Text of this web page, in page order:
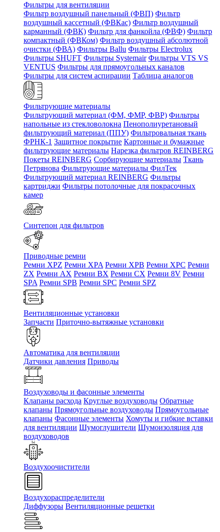
Фильтры для вентиляции
Фильтр воздушный панельный (ФВП) Фильтр
воздушный кассетный (ФВКас) Фильтр воздушный
карманный (ФВК) Фильтр для фанкойла (ФВФ) Фильтр
компактный (ФВКом) Фильтр воздушный абсолютной
очистки (ФВА) Фильтры Ballu Фильтры Electrolux
Фильтры SHUFT Фильтры Systemair Фильтры VTS VS
VENTUS Фильтры для прямоугольных каналов
Фильтры для систем аспирации Таблица аналогов
Фильтрующие материалы
Фильтрующий материал (ФМ, ФМР, ФВР) Фильтры
напольные из стекловолокна Пенополиуретановый
фильтрующий материал (ППУ) Фильтровальная ткань
ФРНК-1 Защитное покрытие Картонные и бумажные
фильтрующие материалы Нарезка фильтров REINBERG
Покеты REINBERG Сорбирующие материалы Ткань
Петрянова Фильтрующие материалы ФилТек
Фильтрующий материал REINBERG Фильтры
картриджи Фильтры потолочные для покрасочных
камер
Синтепон для фильтров
Приводные ремни
Ремни XPZ Ремни XPA Ремни XPB Ремни XPC Ремни
ZX Ремни AX Ремни BX Ремни CX Ремни 8V Ремни
SPA Ремни SPB Ремни SPC Ремни SPZ
Вентиляционные установки
Запчасти Приточно-вытяжные установки
Автоматика для вентиляции
Датчики давления Приводы
Воздуховоды и фасонные элементы
Клапаны расхода Круглые воздуховоды Обратные
клапаны Прямоугольные воздуховоды Прямоугольные
клапаны Фасонные элементы Хомуты и гибкие вставки
для вентиляции Шумоглушители Шумоизоляция для
воздуховодов
Воздухоочистители
Воздухораспределители
Диффузоры Вентиляционные решетки